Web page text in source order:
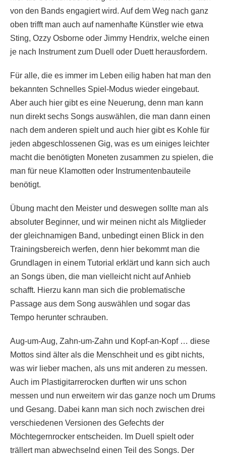
von den Bands engagiert wird. Auf dem Weg nach ganz
oben trifft man auch auf namenhafte Künstler wie etwa
Sting, Ozzy Osborne oder Jimmy Hendrix, welche einen
je nach Instrument zum Duell oder Duett herausfordern.
Für alle, die es immer im Leben eilig haben hat man den
bekannten Schnelles Spiel-Modus wieder eingebaut.
Aber auch hier gibt es eine Neuerung, denn man kann
nun direkt sechs Songs auswählen, die man dann einen
nach dem anderen spielt und auch hier gibt es Kohle für
jeden abgeschlossenen Gig, was es um einiges leichter
macht die benötigten Moneten zusammen zu spielen, die
man für neue Klamotten oder Instrumentenbauteile
benötigt.
Übung macht den Meister und deswegen sollte man als
absoluter Beginner, und wir meinen nicht als Mitglieder
der gleichnamigen Band, unbedingt einen Blick in den
Trainingsbereich werfen, denn hier bekommt man die
Grundlagen in einem Tutorial erklärt und kann sich auch
an Songs üben, die man vielleicht nicht auf Anhieb
schafft. Hierzu kann man sich die problematische
Passage aus dem Song auswählen und sogar das
Tempo herunter schrauben.
Aug-um-Aug, Zahn-um-Zahn und Kopf-an-Kopf … diese
Mottos sind älter als die Menschheit und es gibt nichts,
was wir lieber machen, als uns mit anderen zu messen.
Auch im Plastigitarrerocken durften wir uns schon
messen und nun erweitern wir das ganze noch um Drums
und Gesang. Dabei kann man sich noch zwischen drei
verschiedenen Versionen des Gefechts der
Möchtegernrocker entscheiden. Im Duell spielt oder
trällert man abwechselnd einen Teil des Songs. Der